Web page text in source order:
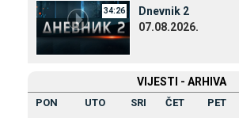
34:26
Dnevnik 2
07.08.2026.
VIЈESTI - ARHIVA
PON UTO SRI ČET PET